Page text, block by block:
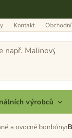
Kontakt
výrobců
a ovocné bonbóny